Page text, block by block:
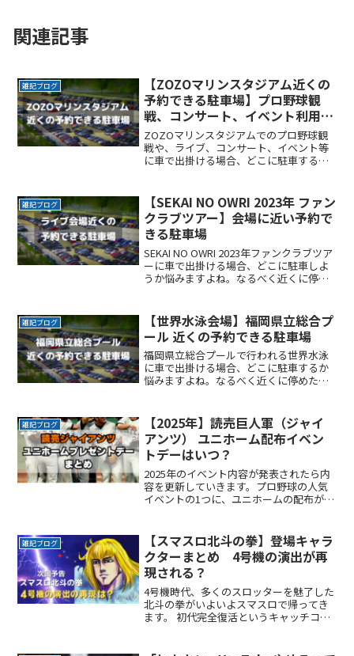
関連記事
雑記ブログ
【ZOZOマリンスタジアム近くの
予約できる駐車場】プロ野球観
戦、コンサート、イベント利用に
便利
ZOZOマリンスタジアムでのプロ野球観
戦や、ライブ、コンサート、イベント等
に車で出掛ける場合、どこに駐車するか
い駐車場を探すのに時間をかけたくない
自由に入出庫がしたい帰ReadMore...
雑記ブログ
【SEKAI NO OWRI 2023年 ファン
クラブツアー】会場に近い予約で
きる駐車場
SEKAI NO OWRI 2023年ファンクラブツア
ーに車で出掛ける場合、どこに駐車しよ
うか悩みますよね。なるべく近くに停め
こでは、SEKAI NO OWRI 2023年ファンク
ラブツアー会場付近でお得に駐車できる
サービスを紹介します。
雑記ブログ
【世界水泳会場】福岡県立総合プ
ール 近くの予約できる駐車場
福岡県立総合プールで行われる世界水泳
に車で出掛ける場合、どこに駐車するか
悩みますよね。なるべく近くに停めたい
自由に入出庫がしたい帰りは渋滞を避け
てスムーズに帰りたいここReadMore...
雑記ブログ
【2025年】読売巨人軍（ジャイ
アンツ） ユニホーム配布イベン
トデーはいつ？
2025年のイベント内容が発表されたら内
容を更新していきます。プロ野球の人気
イベントの1つに、ユニホームの配布が行
は、通常より何倍もの盛り上がりを感じ
ます。ここでは、20ReadMore...
雑記ブログ
【スマスロ北斗の拳】登場キャラ
クターまとめ 4号機の演出が再
現される？
4号機時代、多くのスロッターを魅了した
北斗の拳がいよいよスマスロで帰ってき
ます。 初代完全復活というキャッチコピ